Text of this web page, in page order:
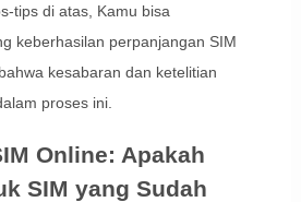
tips di atas, Kamu bisa
keberhasilan perpanjangan SIM
kesabaran dan ketelitian
proses ini.
Online: Apakah
SIM yang Sudah